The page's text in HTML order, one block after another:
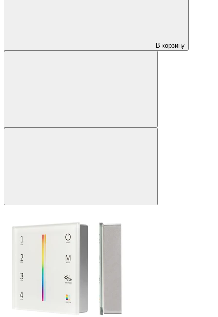
В корзину